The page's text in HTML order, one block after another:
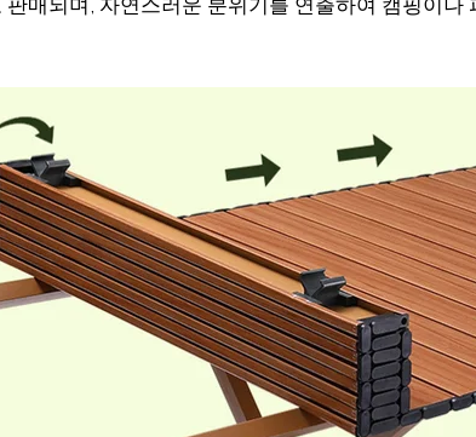
매되며, 자연스러운 분위기를 연출하여 캠핑이나